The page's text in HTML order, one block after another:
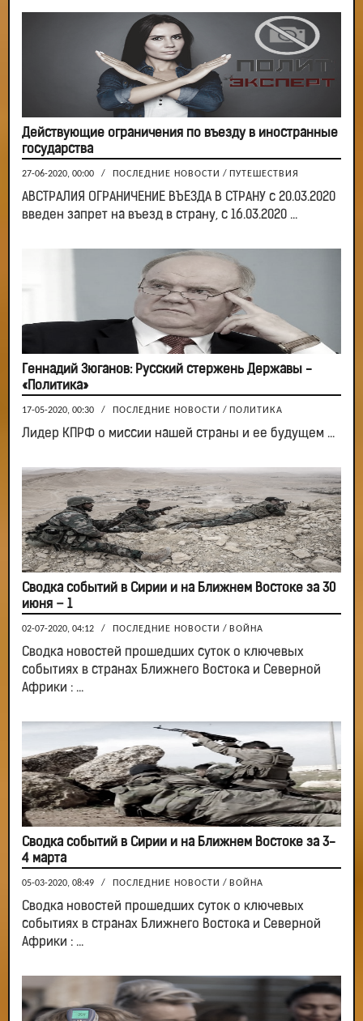
Действующие ограничения по въезду в иностранные
государства
27-06-2020, 00:00 / ПОСЛЕДНИЕ НОВОСТИ / ПУТЕШЕСТВИЯ
АВСТРАЛИЯ ОГРАНИЧЕНИЕ ВЪЕЗДА В СТРАНУ с 20.03.2020
введен запрет на въезд в страну, с 16.03.2020 ...
Геннадий Зюганов: Русский стержень Державы -
«Политика»
17-05-2020, 00:30 / ПОСЛЕДНИЕ НОВОСТИ / ПОЛИТИКА
Лидер КПРФ о миссии нашей страны и ее будущем ...
Сводка событий в Сирии и на Ближнем Востоке за 30
июня – 1
02-07-2020, 04:12 / ПОСЛЕДНИЕ НОВОСТИ / ВОЙНА
Сводка новостей прошедших суток о ключевых
событиях в странах Ближнего Востока и Северной
Африки : ...
Сводка событий в Сирии и на Ближнем Востоке за 3-
4 марта
05-03-2020, 08:49 / ПОСЛЕДНИЕ НОВОСТИ / ВОЙНА
Сводка новостей прошедших суток о ключевых
событиях в странах Ближнего Востока и Северной
Африки : ...